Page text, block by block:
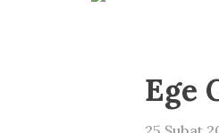
Ege